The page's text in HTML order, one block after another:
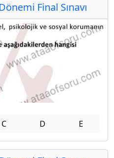
Final Sınavı
C D E